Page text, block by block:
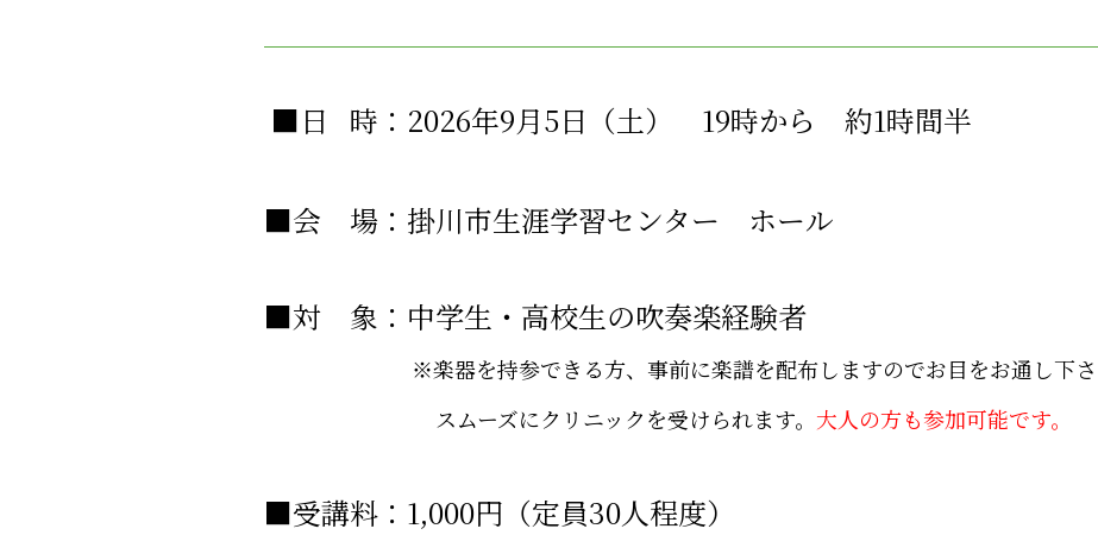
■日 時：2026年9月5日（土） 19時から 約1時間半
■会 場：掛川市生涯学習センター ホール
■対 象：中学生・高校生の吹奏楽経験者
※楽器を持参できる方、事前に楽譜を配布しますのでお目をお通し下さ
スムーズにクリニックを受けられます。 大人の方も参加可能です。
■受講料：1,000円（定員30人程度）